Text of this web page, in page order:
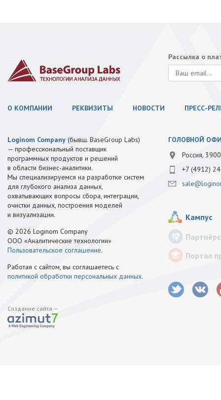
Рассылка о
О КОМПАНИИ РЕКВИЗИТЫ НОВОСТИ ПРЕСС-
Loginom Company (бывш. BaseGroup Labs)
— профессиональный поставщик
программных продуктов и решений
в области бизнес-аналитики.
Мы специализируемся на разработке систем
для глубокого анализа данных,
охватывающих вопросы сбора, интеграции,
очистки данных, построения моделей
и визуализации.
© 2026 Loginom Company
ООО «Аналитические технологии»
Пользовательское соглашение.
Работая с сайтом, вы соглашаетесь с
политикой обработки персональных данных.
Создание сайта —
ГОЛОВНОЙ
Россия,
+7 (4912)
Кампус
Портал